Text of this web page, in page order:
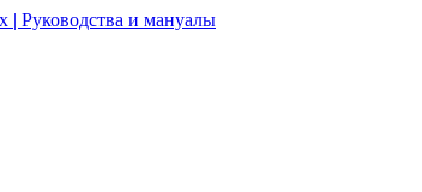
| Руководства и мануалы